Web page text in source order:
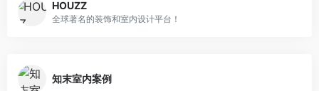
HOUZZ
全球著名的装饰和室内设计平台！
知末室内案例